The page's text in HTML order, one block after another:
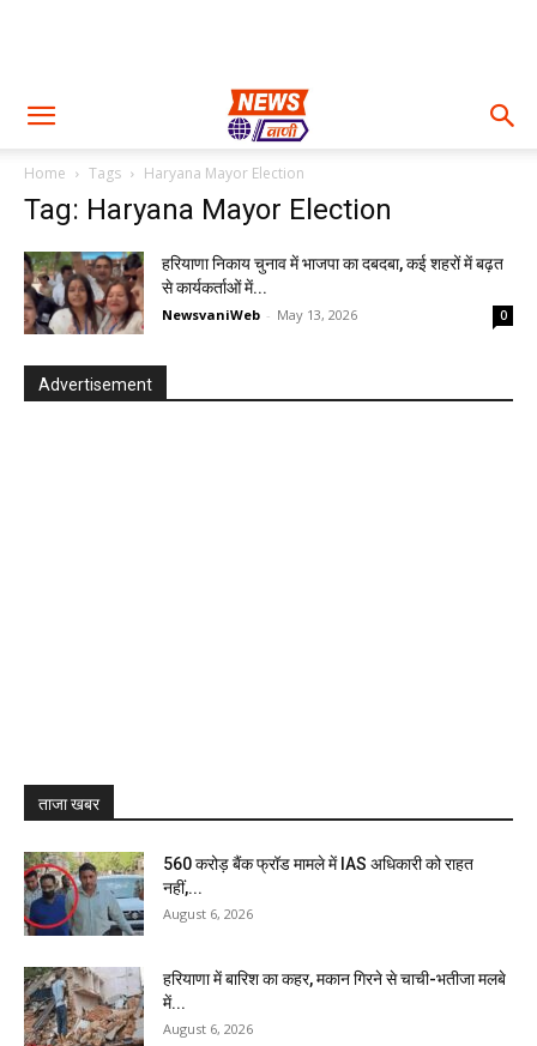
Home Tags Haryana Mayor Election
Tag: Haryana Mayor Election
हरियाणा निकाय चुनाव में भाजपा का दबदबा, कई शहरों में बढ़त
से कार्यकर्ताओं में...
NewsvaniWeb - May 13, 2026 0
Advertisement
ताजा खबर
₹560 करोड़ बैंक फ्रॉड मामले में IAS अधिकारी को राहत
नहीं,...
August 6, 2026
हरियाणा में बारिश का कहर, मकान गिरने से चाची-भतीजा मलबे
में...
August 6, 2026